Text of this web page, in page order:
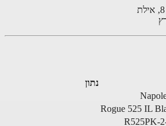
Rogue 525